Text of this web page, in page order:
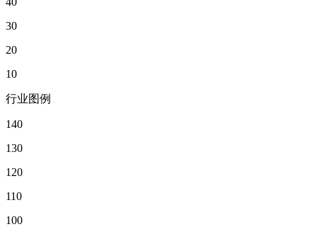
30
20
10
行业图例
140
130
120
110
100